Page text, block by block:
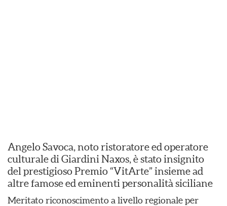
Angelo Savoca, noto ristoratore ed operatore
culturale di Giardini Naxos, è stato insignito
del prestigioso Premio “VitArte” insieme ad
altre famose ed eminenti personalità siciliane
Meritato riconoscimento a livello regionale per